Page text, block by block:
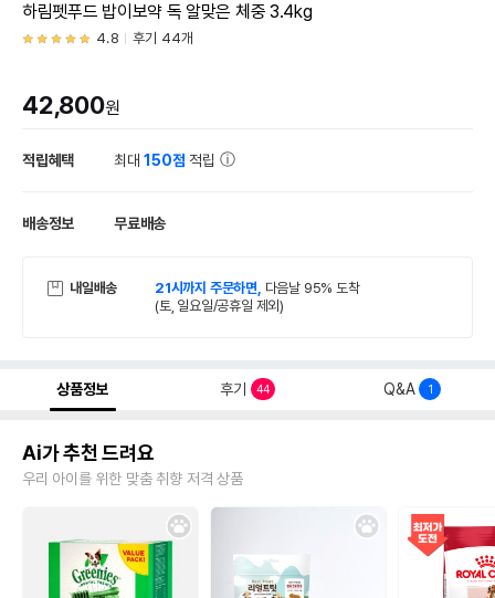
하림펫푸드 밥이보약 독 알맞은 체중 3.4kg
4.8 후기 44개
42,800원
적립혜택 최대150점 적립
배송정보 무료배송
내일배송 21시까지 주문하면, 다음날 95% 도착
(토, 일요일/공휴일 제외)
상품정보 후기 44 Q&A 1
Ai가 추천 드려요
우리 아이를 위한 맞춤 취향 저격 상품